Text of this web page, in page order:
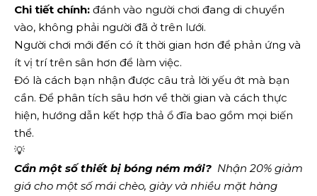
Chi tiết chính: đánh vào người chơi đang di chuyển
vào, không phải người đã ở trên lưới.
Người chơi mới đến có ít thời gian hơn để phản ứng và
ít vị trí trên sân hơn để làm việc.
Đó là cách bạn nhận được câu trả lời yếu ớt mà bạn
cần. Để phân tích sâu hơn về thời gian và cách thực
hiện, hướng dẫn kết hợp thả ổ đĩa bao gồm mọi biến
thể.
💡
Cần một số thiết bị bóng ném mới?
  Nhận 20% giảm
giá cho một số mái chèo, giày và nhiều mặt hàng